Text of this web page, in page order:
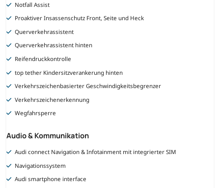
Notfall Assist
Proaktiver Insassenschutz Front, Seite und Heck
Querverkehrassistent
Querverkehrassistent hinten
Reifendruckkontrolle
top tether Kindersitzverankerung hinten
Verkehrszeichenbasierter Geschwindigkeitsbegrenzer
Verkehrszeichenerkennung
Wegfahrsperre
Audio & Kommunikation
Audi connect Navigation & Infotainment mit integrierter SIM
Navigationssystem
Audi smartphone interface